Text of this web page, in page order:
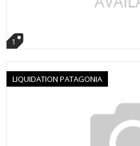
1
LIQUIDATION PATAGONIA